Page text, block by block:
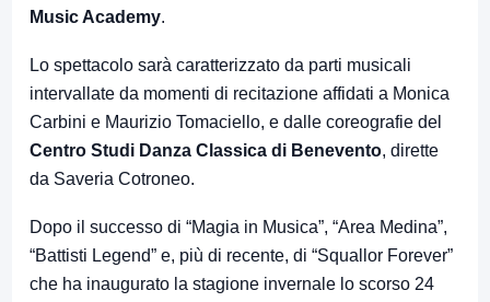
Music Academy.
Lo spettacolo sarà caratterizzato da parti musicali
intervallate da momenti di recitazione affidati a Monica
Carbini e Maurizio Tomaciello, e dalle coreografie del
Centro Studi Danza Classica di Benevento, dirette
da Saveria Cotroneo.
Dopo il successo di “Magia in Musica”, “Area Medina”,
“Battisti Legend” e, più di recente, di “Squallor Forever”
che ha inaugurato la stagione invernale lo scorso 24